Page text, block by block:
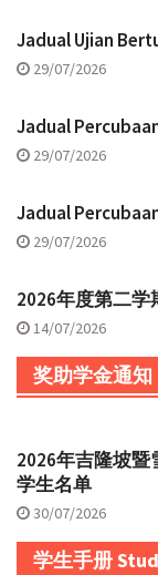
Jadual Ujian
29/07/2026
Jadual
29/07/2026
Jadual
29/07/2026
2026年度第二
14/07/2026
奖助学金通知
2026年吉隆坡
学生名单
30/07/2026
学生手册